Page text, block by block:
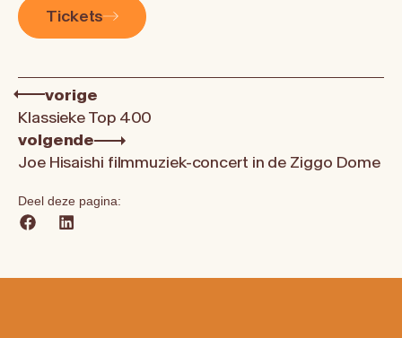
Tickets
vorige
Klassieke Top 400
volgende
Joe Hisaishi filmmuziek-concert in de Ziggo Dome
Deel deze pagina: